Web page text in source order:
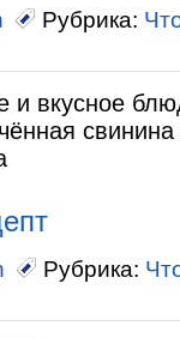
Рубрика:
и вкусное
Рубрика: